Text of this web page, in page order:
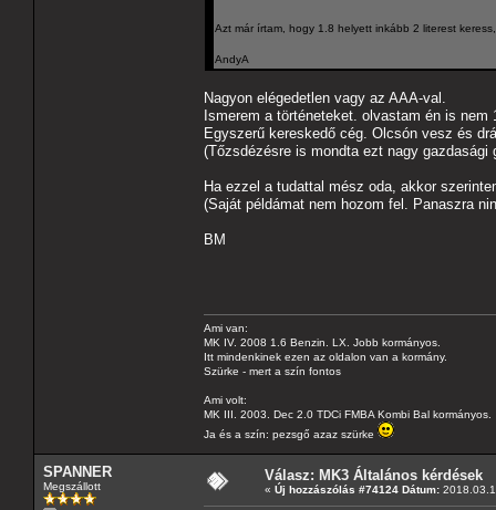
Azt már írtam, hogy 1.8 helyett inkább 2 literest
AndyA
Nagyon elégedetlen vagy az AAA-val.
Ismerem a történeteket. olvastam én is nem
Egyszerű kereskedő cég. Olcsón vesz és
(Tőzsdézésre is mondta ezt nagy
Ha ezzel a tudattal mész oda, akkor
(Saját példámat nem hozom fel. Panaszra
BM
Ami van:
MK IV. 2008 1.6 Benzin. LX. Jobb kormányos.
Itt mindenkinek ezen az oldalon van a kormány.
Szürke - mert a szín fontos
Ami volt:
MK III. 2003. Dec 2.0 TDCi FMBA Kombi Bal kormányos.
Ja és a szín: pezsgő azaz szürke
SPANNER
Megszállott
Válasz: MK3 Általános kérdések
« Új hozzászólás #74124 Dátum: